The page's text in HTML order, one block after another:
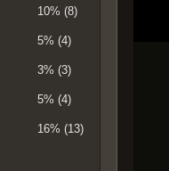
10% (8)
5% (4)
3% (3)
5% (4)
16% (13)